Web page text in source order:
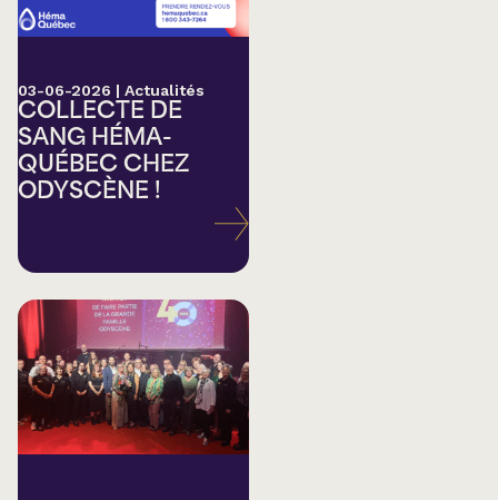
03-06-2026 | Actualités
COLLECTE DE
SANG HÉMA-
QUÉBEC CHEZ
ODYSCÈNE !